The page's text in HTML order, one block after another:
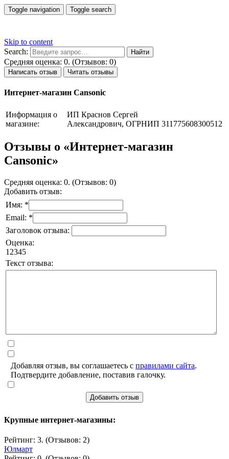
Toggle navigation Toggle search
Skip to content
Search:
Средняя оценка: 0. (Отзывов: 0)
Написать отзыв Читать отзывы
Интернет-магазин Cansonic
Информация о
магазине:
ИП Краснов Сергей
Александрович, ОГРНИП 311775608300512
Отзывы о «Интернет-магазин
Cansonic»
Средняя оценка: 0. (Отзывов: 0)
Добавить отзыв:
Имя: *
Email: *
Заголовок отзыва:
Оценка:
1 2345
Текст отзыва:
Добавляя отзыв, вы соглашаетесь с правилами сайта.
Подтвердите добавление, поставив галочку.
Добавить отзыв
Крупные интернет-магазины:
Рейтинг: 3. (Отзывов: 2)
Юлмарт